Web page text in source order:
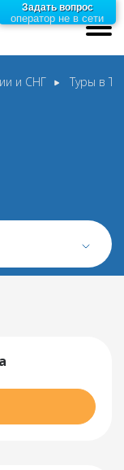
и СНГ Туры в
Задать вопрос
оператор не в сети